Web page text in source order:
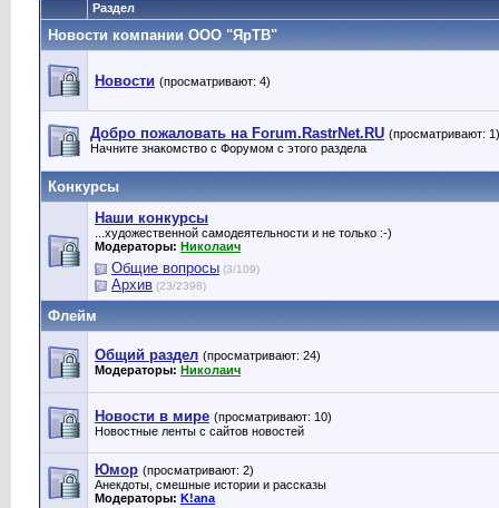
Раздел
Новости компании ООО "ЯрТВ"
Новости (просматривают: 4)
Добро пожаловать на Forum.RastrNet.RU (просматривают: 1)
Начните знакомство с Форумом с этого раздела
Конкурсы
Наши конкурсы
...художественной самодеятельности и не только :-)
Модераторы: Николаич
Общие вопросы (3/109)
Архив (23/2398)
Флейм
Общий раздел (просматривают: 24)
Модераторы: Николаич
Новости в мире (просматривают: 10)
Новостные ленты с сайтов новостей
Юмор (просматривают: 2)
Анекдоты, смешные истории и рассказы
Модераторы: K!ana